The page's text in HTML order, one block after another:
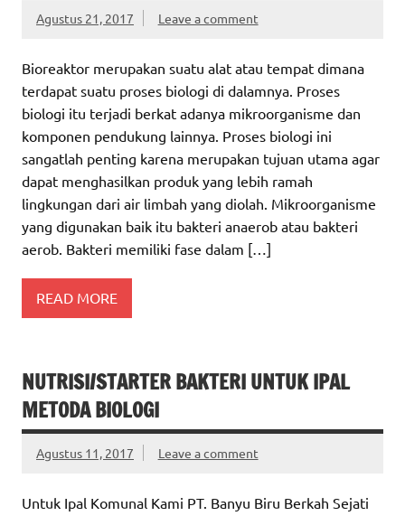
Agustus 21, 2017 Leave a comment
Bioreaktor merupakan suatu alat atau tempat dimana
terdapat suatu proses biologi di dalamnya. Proses
biologi itu terjadi berkat adanya mikroorganisme dan
komponen pendukung lainnya. Proses biologi ini
sangatlah penting karena merupakan tujuan utama agar
dapat menghasilkan produk yang lebih ramah
lingkungan dari air limbah yang diolah. Mikroorganisme
yang digunakan baik itu bakteri anaerob atau bakteri
aerob. Bakteri memiliki fase dalam […]
READ MORE
NUTRISI/STARTER BAKTERI UNTUK IPAL
METODA BIOLOGI
Agustus 11, 2017 Leave a comment
Untuk Ipal Komunal Kami PT. Banyu Biru Berkah Sejati